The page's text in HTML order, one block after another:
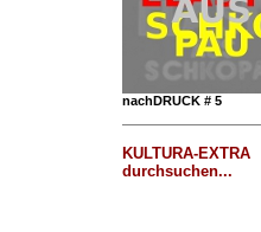
nachDRUCK # 5
KULTURA-EXTRA
durchsuchen...